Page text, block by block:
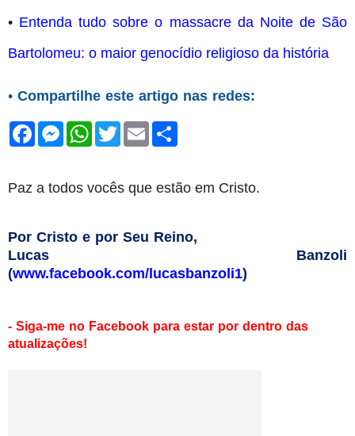
• Entenda tudo sobre o massacre da Noite de São
Bartolomeu: o maior genocídio religioso da história
• Compartilhe este artigo nas redes:
F
o
M
e
n
W
h
A
T
w
e
E
m
Paz a todos vocês que estão em Cristo.
Por Cristo e por Seu Reino,
Lucas Banzoli
(www.facebook.com/lucasbanzoli1)
- Siga-me no Facebook para estar por dentro das
atualizações!